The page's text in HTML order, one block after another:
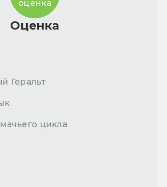
Оценка
оценка
Геральт
цикла